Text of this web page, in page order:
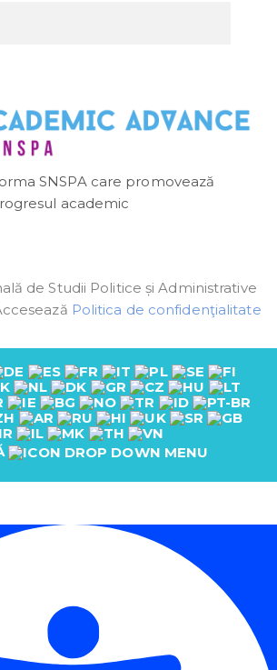
SNSPA care promovează
academic
de Studii Politice și Administrative
Politica de confidenţialitate